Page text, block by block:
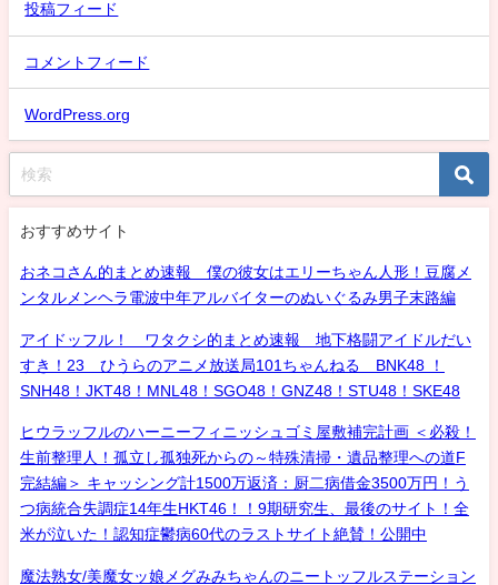
投稿フィード
コメントフィード
WordPress.org
おすすめサイト
おネコさん的まとめ速報 僕の彼女はエリーちゃん人形！豆腐メ
ンタルメンヘラ電波中年アルバイターのぬいぐるみ男子末路編
アイドッフル！ ワタクシ的まとめ速報 地下格闘アイドルだい
すき！23 ひうらのアニメ放送局101ちゃんねる BNK48 ！
SNH48！JKT48！MNL48！SGO48！GNZ48！STU48！SKE48
ヒウラッフルのハーニーフィニッシュゴミ屋敷補完計画 ＜必殺！
生前整理人！孤立し孤独死からの～特殊清掃・遺品整理への道F
完結編＞ キャッシング計1500万返済：厨二病借金3500万円！う
つ病統合失調症14年生HKT46！！9期研究生、最後のサイト！全
米が泣いた！認知症鬱病60代のラストサイト絶賛！公開中
魔法熟女/美魔女ッ娘メグみみちゃんのニートッフルステーション